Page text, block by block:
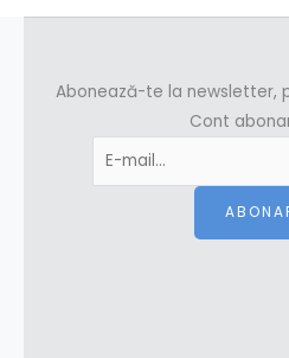
Abonează-te la newsletter,
Cont